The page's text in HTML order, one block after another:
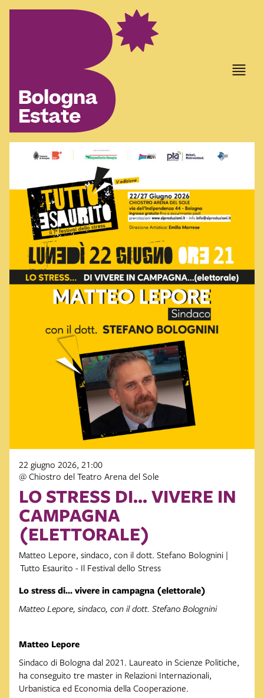
22 giugno 2026, 21:00
@ Chiostro del Teatro Arena del Sole
LO STRESS DI... VIVERE IN
CAMPAGNA
(ELETTORALE)
Matteo Lepore, sindaco, con il dott. Stefano Bolognini |
Tutto Esaurito - Il Festival dello Stress
Lo stress di... vivere in campagna (elettorale)
Matteo Lepore, sindaco, con il dott. Stefano Bolognini
Matteo Lepore
Sindaco di Bologna dal 2021. Laureato in Scienze Politiche,
ha conseguito tre master in Relazioni Internazionali,
Urbanistica ed Economia della Cooperazione.